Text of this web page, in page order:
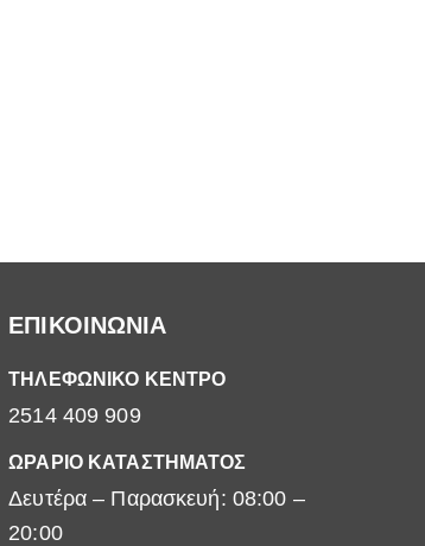
ΕΠΙΚΟΙΝΩΝΙΑ
ΤΗΛΕΦΩΝΙΚΟ ΚΕΝΤΡΟ
2514 409 909
ΩΡΑΡΙΟ ΚΑΤΑΣΤΗΜΑΤΟΣ
Δευτέρα – Παρασκευή: 08:00 –
20:00